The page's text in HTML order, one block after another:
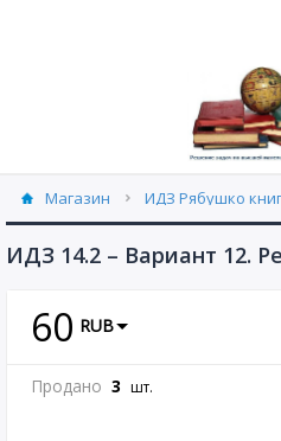
Магазин
ИДЗ Рябушко
ИДЗ 14.2 часть 3 Рябушко (30)
ИДЗ 14.2 – Вариант 12.
60 RUB
Продано 3 шт.